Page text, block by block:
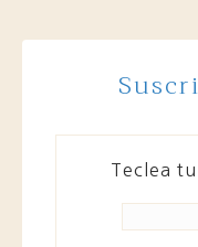
Teclea